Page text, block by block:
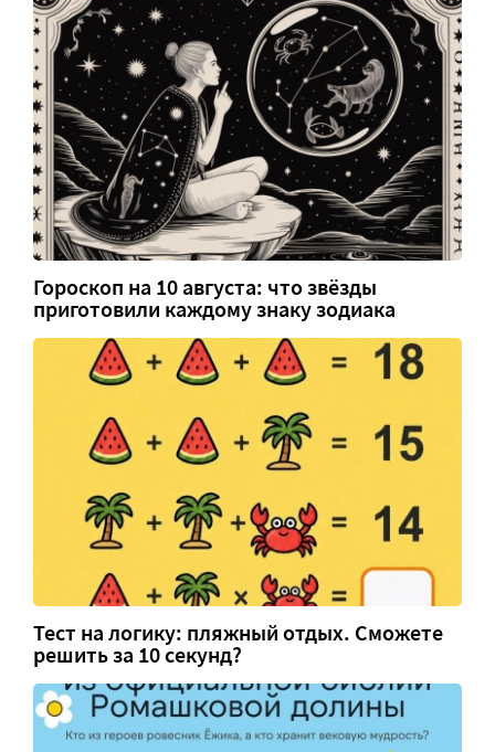
Гороскоп на 10 августа: что звёзды
приготовили каждому знаку зодиака
Тест на логику: пляжный отдых. Сможете
решить за 10 секунд?